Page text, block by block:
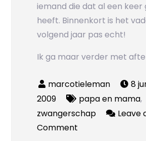
iemand die dat al een keer
heeft. Binnenkort is het
volgend jaar pas echt!
Ik ga maar verder met
8
2009
papa en mama,
zwangerschap
Leave
Comment